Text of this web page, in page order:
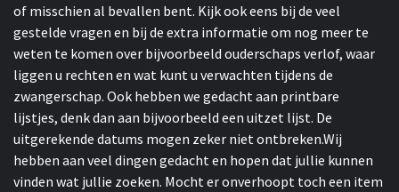
of misschien al bevallen bent. Kijk ook eens bij de veel
gestelde vragen en bij de extra informatie om nog meer te
weten te komen over bijvoorbeeld ouderschaps verlof, waar
liggen u rechten en wat kunt u verwachten tijdens de
zwangerschap. Ook hebben we gedacht aan printbare
lijstjes, denk dan aan bijvoorbeeld een uitzet lijst. De
uitgerekende datums mogen zeker niet ontbreken.Wij
hebben aan veel dingen gedacht en hopen dat jullie kunnen
vinden wat jullie zoeken. Mocht er onverhoopt toch een item